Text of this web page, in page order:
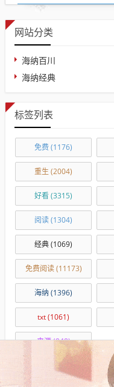
网站分类
海纳百川
海纳经典
标签列表
免费 (1176)
重生(2004)
好看(3315)
阅读(1304)
经典(1069)
免费阅读(11173)
海纳 (1396)
txt(1061)
来源(848)
自动获取，无需修改！